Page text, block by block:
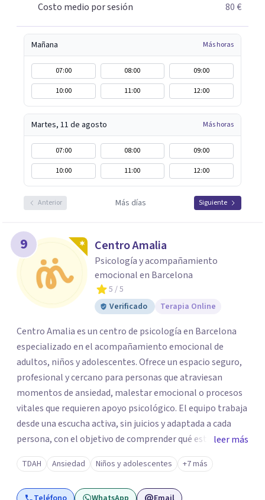
Costo medio por sesión
80 €
Mañana Más horas
07:00 08:00
09:00
10:00
11:00 12:00
Martes, 11 de agosto Más horas
07:00 08:00
09:00
10:00
11:00 12:00
Anterior Más días Siguiente
9 Centro Amalia
Psicología y acompañamiento
emocional en Barcelona
5 / 5
Verificado
Terapia Online
Centro Amalia es un centro de psicología en Barcelona
especializado en el acompañamiento emocional de
adultos, niños y adolescentes. Ofrece un espacio seguro,
profesional y cercano para personas que atraviesan
momentos de ansiedad, malestar emocional o procesos
vitales que requieren apoyo psicológico. El equipo trabaja
desde una escucha activa, sin juicios y adaptada a cada
persona, con el objetivo de comprender qué está
ocurriendo y facilitar herramientas para avanzar con
mayor equilibrio y bienestar. La intervención se realiza en
un entorno confidencial y tranquilo, cuidando el ritmo y
leer más
TDAH Ansiedad Niños y adolescentes +7 más